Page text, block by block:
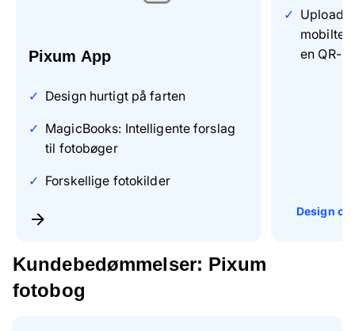
Pixum App
Design hurtigt på farten
MagicBooks: Intelligente forslag
til fotobøger
Forskellige fotokilder
Upload
en QR-
Design
Kundebedømmelser: Pixum
fotobog